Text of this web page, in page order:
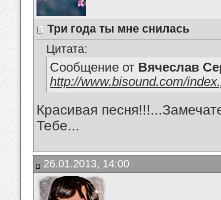
Три года ты мне снилась
Цитата:
Сообщение от Вячеслав
http://www.bisound.com/
Красивая
Тебе...
26.01.2013, 14:00